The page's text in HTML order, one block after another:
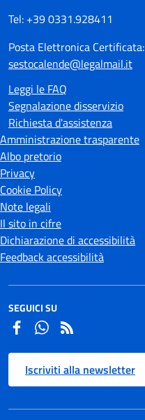
Tel: +39 0331.928411
Posta Elettronica Certificata:
sestocalende@legalmail.it
Leggi le FAQ
Segnalazione disservizio
Richiesta d'assistenza
Amministrazione trasparente
Albo pretorio
Privacy
Cookie Policy
Note legali
Il sito in cifre
Dichiarazione di accessibilità
Feedback accessibilità
SEGUICI SU
FacebookWhatsapp
Iscriviti alla newsletter